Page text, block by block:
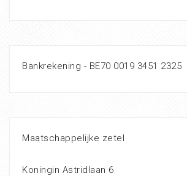
Bankrekening - BE70 0019 3451 2325
Maatschappelijke zetel
Koningin Astridlaan 6